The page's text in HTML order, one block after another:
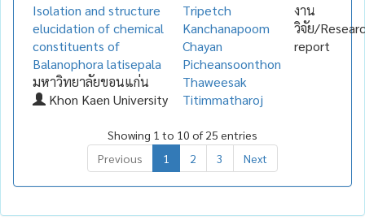
Isolation and structure
elucidation of chemical
constituents of
Balanophora latisepala
มหาวิทยาลัยขอนแก่น
Khon Kaen University
Tripetch
Kanchanapoom
Chayan
Picheansoonthon
Thaweesak
Titimmatharoj
งาน
วิจัย/
report
Showing 1 to 10 of 25 entries
Previous
1 2 3 Next